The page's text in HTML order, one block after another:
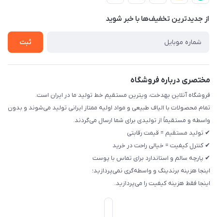
حریم خصوصی
راهنما
از جدید‌ترین تخفیف‌ها با‌ خبر شوید
ثبت
مختصری درباره فروشگاه
فروشگاه آنلاین بهدخت، ویترین مستقیم خط تولید ما در ایران است.
تمام محصولات با الیاف طبیعی و مواد اولیه ممتاز ایرانی تولید می‌شوند و بدون
واسطه و مستقیماً از تولیدی برای شما ارسال می‌گردند.
✔ تولید مستقیم = قیمت رقابتی
✔ کنترل کیفیت = خیالی راحت در خرید
✔ پارچه سالم و استاندارد برای تماس با پوست
اینجا هزینه برندینگ و واسطه‌گری نمی‌پردازید؛
اینجا فقط هزینه کیفیت را می‌پردازید.